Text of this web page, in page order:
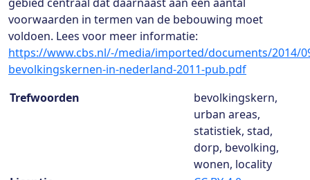
voorwaarden in termen van de bebouwing moet
voldoen. Lees voor meer informatie:
https://www.cbs.nl/-/media/imported/documents/2014/
bevolkingskernen-in-nederland-2011-pub.pdf
Dataset details
Trefwoorden
bevolkingskern,
urban areas,
statistiek, stad,
dorp, bevolking,
wonen, locality